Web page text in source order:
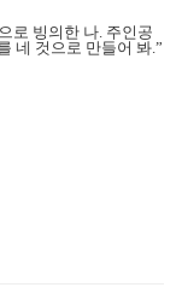
로 빙의한 나. 주인공
네 것으로 만들어 봐.”